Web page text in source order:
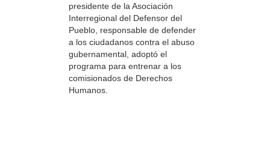
presidente de la Asociación
Interregional del Defensor del
Pueblo, responsable de defender
a los ciudadanos contra el abuso
gubernamental, adoptó el
programa para entrenar a los
comisionados de Derechos
Humanos.